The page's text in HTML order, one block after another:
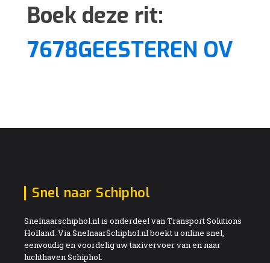
Boek deze rit:
7678GEESTEREN OV
Snel naar Schiphol
Snelnaarschiphol.nl is onderdeel van Transport Solutions
Holland. Via SnelnaarSchiphol.nl boekt u online snel,
eenvoudig en voordelig uw taxivervoer van en naar
luchthaven Schiphol.